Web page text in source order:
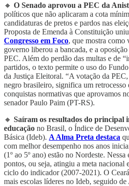
🔸 O Senado aprovou a PEC da
políticos que não aplicaram a cota
candidaturas de pretos e pardos nas
Proposta de Emenda à Constituição
Congresso em Foco, que mostra como
governo liberou a bancada, e a
PEC. Além do perdão das multas e de
partidos, o texto permite o uso do
da Justiça Eleitoral. “A votação da
negro brasileiro, significa um retrocesso
conquistas normativas que aprovamos
senador Paulo Paim (PT-RS).
🔸 Saíram os resultados do principal
educação no Brasil, o Índice de
Básica (Ideb). A Alma Preta destaca
com melhor desempenho nos anos
(1º ao 5º ano) estão no Nordeste.
pontos, ou seja, atingiu a meta nacional
ciclo do indicador (2007-2021). O
mais escolas líderes no Ideb, seguido